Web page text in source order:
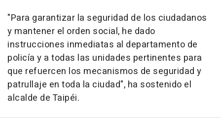
"Para garantizar la seguridad de los ciudadanos
y mantener el orden social, he dado
instrucciones inmediatas al departamento de
policía y a todas las unidades pertinentes para
que refuercen los mecanismos de seguridad y
patrullaje en toda la ciudad", ha sostenido el
alcalde de Taipéi.